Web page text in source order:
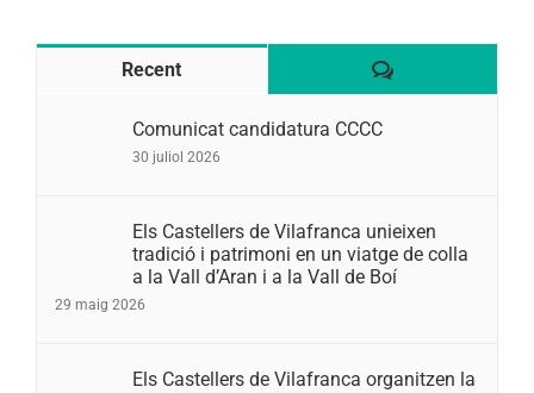
Recent Comentaris
Comunicat candidatura CCCC
30 juliol 2026
Els Castellers de Vilafranca unieixen
tradició i patrimoni en un viatge de colla
a la Vall d’Aran i a la Vall de Boí
29 maig 2026
Els Castellers de Vilafranca organitzen la